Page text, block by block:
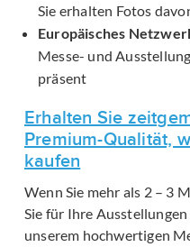
Sie erhalten Fotos
Europäisches
Messe- und
präsent
Erhalten Sie
Premium-Qualität,
kaufen
Wenn Sie mehr als 2 – 3
Sie für Ihre
unserem hochwertigen